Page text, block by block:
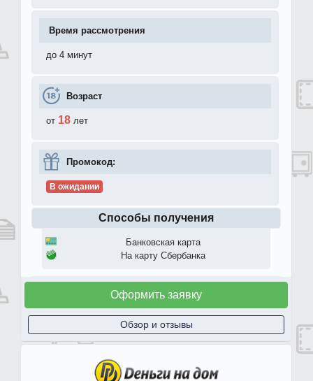
Время рассмотрения
до 4 минут
Возраст
от 18 лет
Промокод:
В ожидании
Способы получения
Банковская карта
На карту Сбербанка
Оформить заявку
Обзор и отзывы